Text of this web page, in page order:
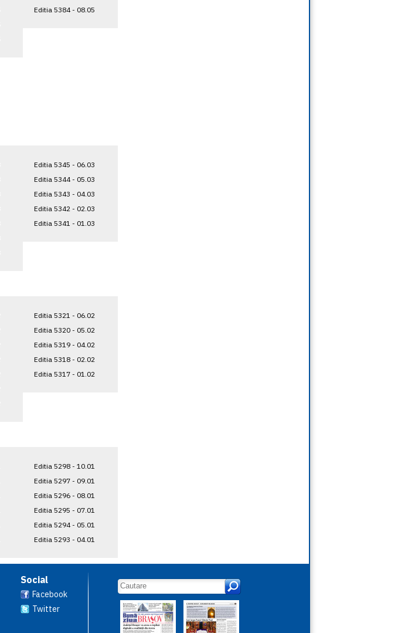
Editia 5384 - 08.05
Editia 5345 - 06.03
Editia 5344 - 05.03
Editia 5343 - 04.03
Editia 5342 - 02.03
Editia 5341 - 01.03
Editia 5321 - 06.02
Editia 5320 - 05.02
Editia 5319 - 04.02
Editia 5318 - 02.02
Editia 5317 - 01.02
Editia 5298 - 10.01
Editia 5297 - 09.01
Editia 5296 - 08.01
Editia 5295 - 07.01
Editia 5294 - 05.01
Editia 5293 - 04.01
Social
Facebook
Twitter